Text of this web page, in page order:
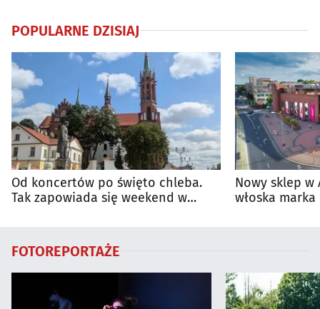
POPULARNE DZISIAJ
Od koncertów po święto chleba.
Tak zapowiada się weekend w
Nowy sklep w
włoska
FOTOREPORTAŻE